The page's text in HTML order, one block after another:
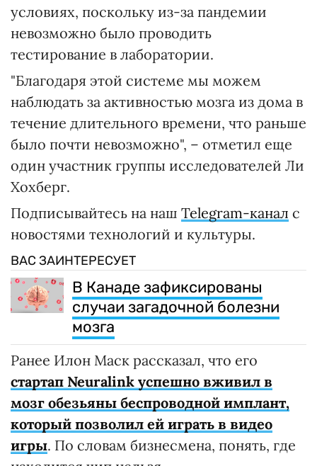
условиях, поскольку из-за пандемии
невозможно было проводить
тестирование в лаборатории.
"Благодаря этой системе мы можем
наблюдать за активностью мозга из дома в
течение длительного времени, что раньше
было почти невозможно", – отметил еще
один участник группы исследователей Ли
Хохберг.
Подписывайтесь на наш Telegram-канал с
новостями технологий и культуры.
ВАС ЗАИНТЕРЕСУЕТ
В Канаде зафиксированы
случаи загадочной болезни
мозга
Ранее Илон Маск рассказал, что его
стартап Neuralink успешно вживил в
мозг обезьяны беспроводной имплант,
который позволил ей играть в видео
игры. По словам бизнесмена, понять, где